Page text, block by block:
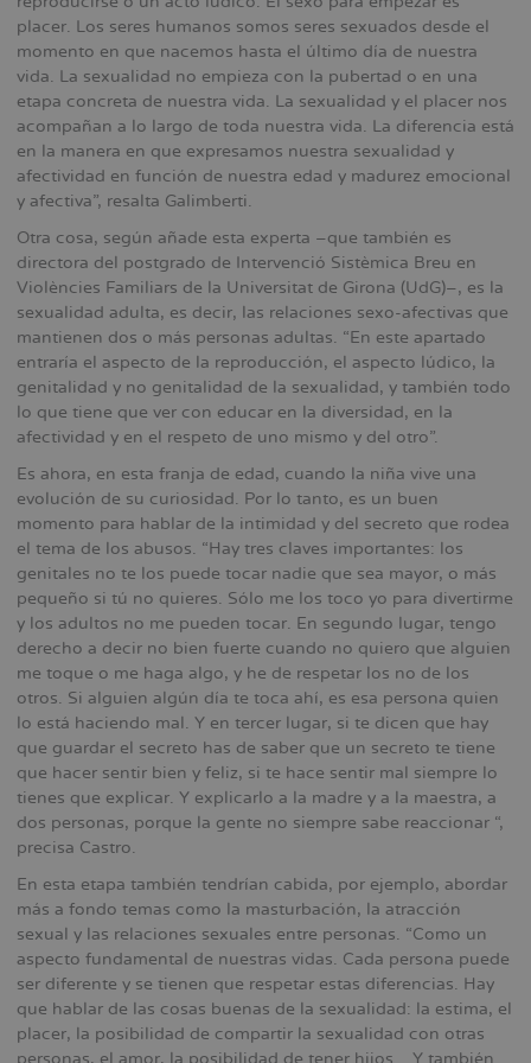
placer. Los seres humanos somos seres sexuados desde el
momento en que nacemos hasta el último día de nuestra
vida. La sexualidad no empieza con la pubertad o en una
etapa concreta de nuestra vida. La sexualidad y el placer nos
acompañan a lo largo de toda nuestra vida. La diferencia está
en la manera en que expresamos nuestra sexualidad y
afectividad en función de nuestra edad y madurez emocional
y afectiva”, resalta Galimberti.
Otra cosa, según añade esta experta –que también es
directora del postgrado de Intervenció Sistèmica Breu en
Violències Familiars de la Universitat de Girona (UdG)–, es la
sexualidad adulta, es decir, las relaciones sexo-afectivas que
mantienen dos o más personas adultas. “En este apartado
entraría el aspecto de la reproducción, el aspecto lúdico, la
genitalidad y no genitalidad de la sexualidad, y también todo
lo que tiene que ver con educar en la diversidad, en la
afectividad y en el respeto de uno mismo y del otro”.
Es ahora, en esta franja de edad, cuando la niña vive una
evolución de su curiosidad. Por lo tanto, es un buen
momento para hablar de la intimidad y del secreto que rodea
el tema de los abusos. “Hay tres claves importantes: los
genitales no te los puede tocar nadie que sea mayor, o más
pequeño si tú no quieres. Sólo me los toco yo para divertirme
y los adultos no me pueden tocar. En segundo lugar, tengo
derecho a decir no bien fuerte cuando no quiero que alguien
me toque o me haga algo, y he de respetar los no de los
otros. Si alguien algún día te toca ahí, es esa persona quien
lo está haciendo mal. Y en tercer lugar, si te dicen que hay
que guardar el secreto has de saber que un secreto te tiene
que hacer sentir bien y feliz, si te hace sentir mal siempre lo
tienes que explicar. Y explicarlo a la madre y a la maestra, a
dos personas, porque la gente no siempre sabe reaccionar “,
precisa Castro.
En esta etapa también tendrían cabida, por ejemplo, abordar
más a fondo temas como la masturbación, la atracción
sexual y las relaciones sexuales entre personas. “Como un
aspecto fundamental de nuestras vidas. Cada persona puede
ser diferente y se tienen que respetar estas diferencias. Hay
que hablar de las cosas buenas de la sexualidad: la estima, el
placer, la posibilidad de compartir la sexualidad con otras
personas, el amor, la posibilidad de tener hijos... Y también